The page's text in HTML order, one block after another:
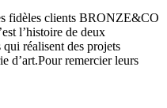
fidèles clients BRONZE&CO
l’histoire de deux
réalisent des projets
d’art.Pour remercier leurs